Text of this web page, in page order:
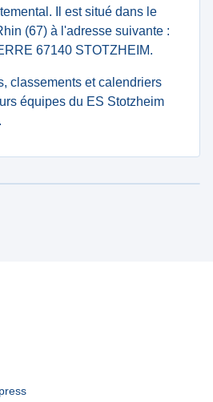
Il est situé dans le
(67) à l'adresse suivante :
67140 STOTZHEIM.
classements et calendriers
équipes du ES Stotzheim